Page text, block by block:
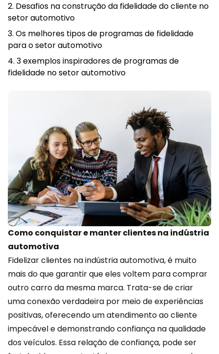
Desafios na construção da fidelidade do cliente no
setor automotivo
Os melhores tipos de programas de fidelidade
para o setor automotivo
3 exemplos inspiradores de programas de
fidelidade no setor automotivo
Como conquistar e manter clientes na indústria
automotiva
Fidelizar clientes na indústria automotiva, é muito
mais do que garantir que eles voltem para comprar
outro carro da mesma marca. Trata-se de criar
umaconexãoverdadeira por meio de experiências
positivas, oferecendo um atendimento ao cliente
impecável e demonstrando confiança na qualidade
dos veículos. Essa relação de confiança, pode ser